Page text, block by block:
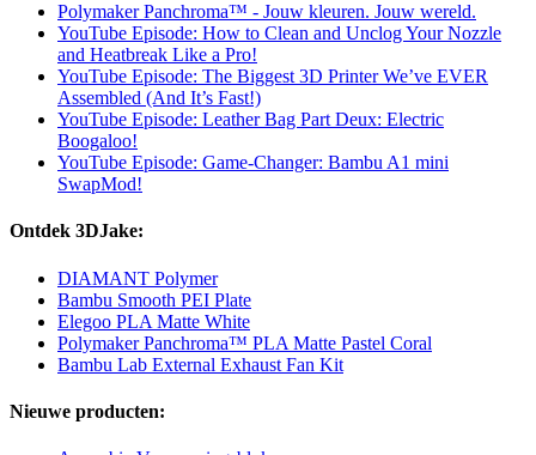
Polymaker Panchroma™ - Jouw kleuren. Jouw wereld.
YouTube Episode: How to Clean and Unclog Your Nozzle
and Heatbreak Like a Pro!
YouTube Episode: The Biggest 3D Printer We’ve EVER
Assembled (And It’s Fast!)
YouTube Episode: Leather Bag Part Deux: Electric
Boogaloo!
YouTube Episode: Game-Changer: Bambu A1 mini
SwapMod!
Ontdek 3DJake:
DIAMANT Polymer
Bambu Smooth PEI Plate
Elegoo PLA Matte White
Polymaker Panchroma™ PLA Matte Pastel Coral
Bambu Lab External Exhaust Fan Kit
Nieuwe producten: